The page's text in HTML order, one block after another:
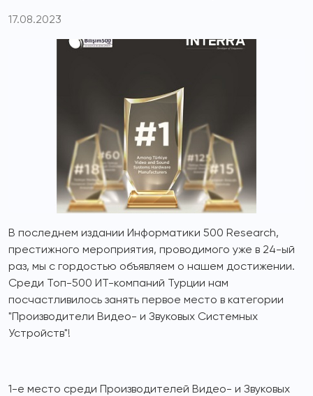
17.08.2023
В последнем издании Информатики 500 Research,
престижного мероприятия, проводимого уже в 24-ый
раз, мы с гордостью объявляем о нашем достижении.
Среди Топ-500 ИТ-компаний Турции нам
посчастливилось занять первое место в категории
"Производители Видео- и Звуковых Системных
Устройств"!
1-е место среди Производителей Видео- и Звуковых